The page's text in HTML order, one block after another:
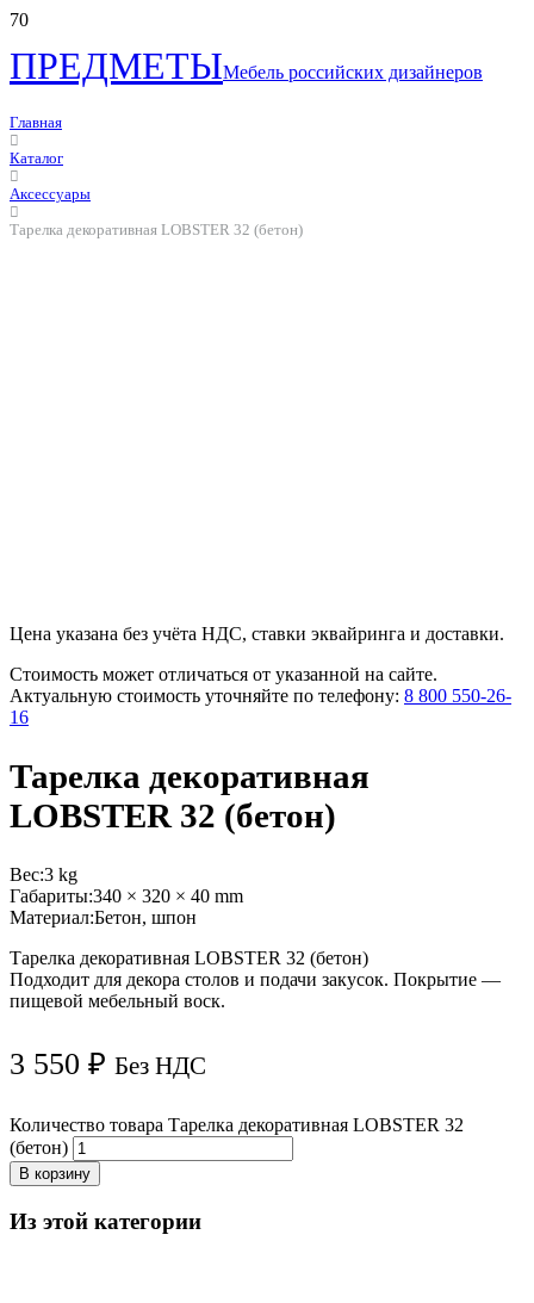
ПРЕДМЕТЫМебель российских дизайнеров
Главная
Каталог
Аксессуары
Тарелка декоративная LOBSTER 32 (бетон)
Цена указана без учёта НДС, ставки эквайринга и доставки.
Стоимость может отличаться от указанной на сайте.
Актуальную стоимость уточняйте по телефону: 8 800 550-26-
16
Тарелка декоративная
LOBSTER 32 (бетон)
Вес:3 kg
Габариты:340 × 320 × 40 mm
Материал:Бетон, шпон
Тарелка декоративная LOBSTER 32 (бетон)
Подходит для декора столов и подачи закусок. Покрытие —
пищевой мебельный воск.
3 550 ₽ Без НДС
Количество товара Тарелка декоративная LOBSTER 32
(бетон)
В корзину
Из этой категории